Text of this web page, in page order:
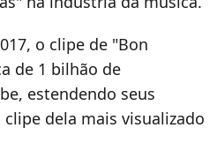
o clipe de "Bon
de 1 bilhão de
estendendo seus
dela mais visualizado